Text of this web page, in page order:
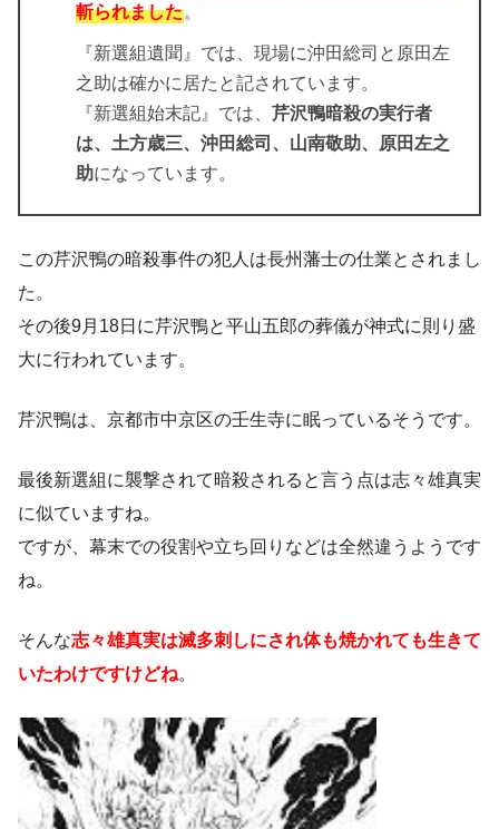
斬られました。
『新選組遺聞』では、現場に沖田総司と原田左
之助は確かに居たと記されています。
『新選組始末記』では、 芹沢鴨暗殺の実行者
は、土方歳三、沖田総司、山南敬助、原田左之
助になっています。
この芹沢鴨の暗殺事件の犯人は長州藩士の仕業とされまし
た。
その後9月18日に芹沢鴨と平山五郎の葬儀が神式に則り盛
大に行われています。
芹沢鴨は、京都市中京区の壬生寺に眠っているそうです。
最後新選組に襲撃されて暗殺されると言う点は志々雄真実
に似ていますね。
ですが、幕末での役割や立ち回りなどは全然違うようです
ね。
そんな志々雄真実は滅多刺しにされ体も焼かれても生きて
いたわけですけどね。